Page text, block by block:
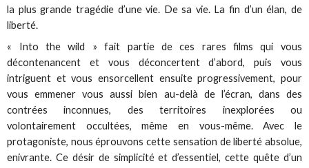
la plus grande tragédie d’une vie. De sa vie. La fin d’un élan, de
liberté.
« Into the wild » fait partie de ces rares films qui vous
décontenancent et vous déconcertent d’abord, puis vous
intriguent et vous ensorcellent ensuite progressivement, pour
vous emmener vous aussi bien au-delà de l’écran, dans des
contrées inconnues, des territoires inexplorées ou
volontairement occultées, même en vous-même. Avec le
protagoniste, nous éprouvons cette sensation de liberté absolue,
enivrante. Ce désir de simplicité et d’essentiel, cette quête d’un